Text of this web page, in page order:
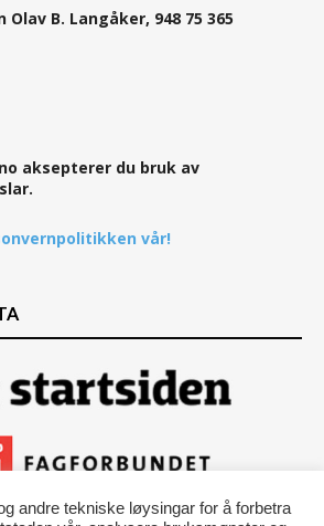
Olav B. Langåker, 948 75 365
aksepterer du bruk av
vår!
andre tekniske løysingar for å forbetra